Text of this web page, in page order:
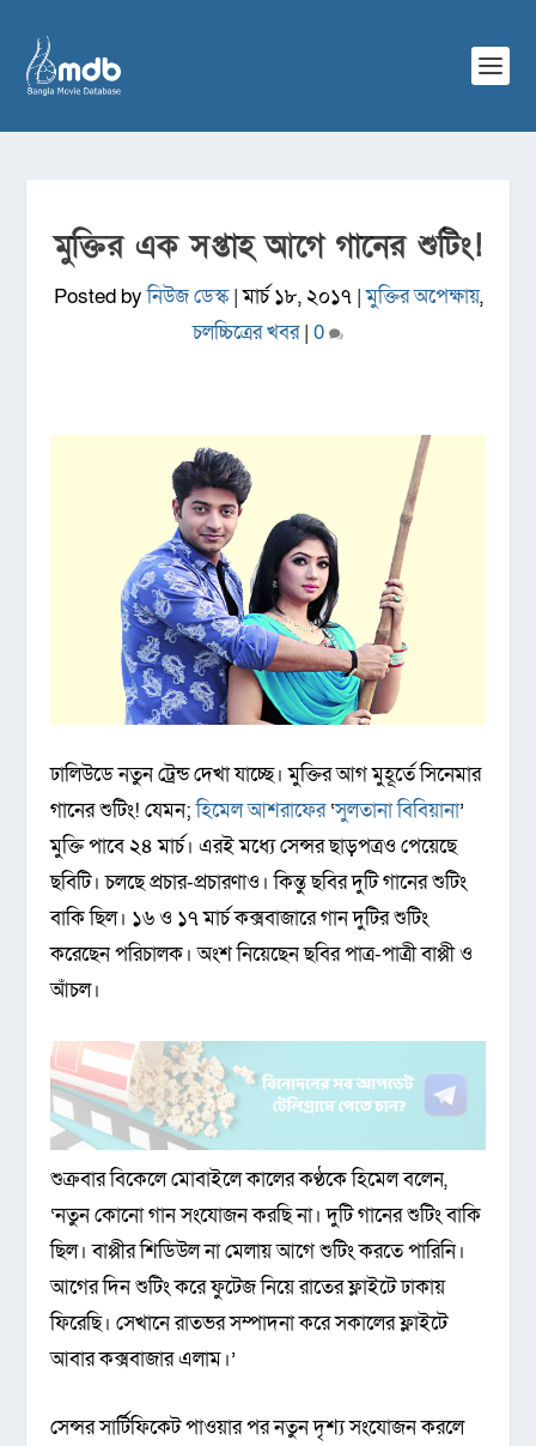
মুক্তির এক সপ্তাহ আগে গানের শুটিং!
Posted byনিউজ ডেস্ক|মার্চ ১৮, ২০১৭|মুক্তির অপেক্ষায়,
চলচ্চিত্রের খবর| 0
ঢালিউডে নতুন ট্রেন্ড দেখা যাচ্ছে। মুক্তির আগ মুহূর্তে সিনেমার
গানের শুটিং! যেমন;হিমেল আশরাফের‘সুলতানা বিবিয়ানা’
মুক্তি পাবে ২৪ মার্চ। এরই মধ্যে সেন্সর ছাড়পত্রও পেয়েছে
ছবিটি। চলছে প্রচার-প্রচারণাও। কিন্তু ছবির দুটি গানের শুটিং
বাকি ছিল। ১৬ ও ১৭ মার্চ কক্সবাজারে গান দুটির শুটিং
করেছেন পরিচালক। অংশ নিয়েছেন ছবির পাত্র-পাত্রী বাপ্পী ও
আঁচল।
শুক্রবার বিকেলে মোবাইলে কালের কণ্ঠকে হিমেল বলেন,
‘নতুন কোনো গান সংযোজন করছি না। দুটি গানের শুটিং বাকি
ছিল। বাপ্পীর শিডিউল না মেলায় আগে শুটিং করতে পারিনি।
আগের দিন শুটিং করে ফুটেজ নিয়ে রাতের ফ্লাইটে ঢাকায়
ফিরেছি। সেখানে রাতভর সম্পাদনা করে সকালের ফ্লাইটে
আবার কক্সবাজার এলাম।’
সেন্সর সার্টিফিকেট পাওয়ার পর নতুন দৃশ্য সংযোজন করলে